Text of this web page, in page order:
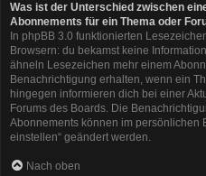
Was ist der Unterschied zwischen
Abonnements für ein Thema oder
In phpBB 3.0 funktionierten
Browsern: du bekamst keine
ähneln Lesezeichen mehr einem
Benachrichtigung erhalten, wenn ein
hingegen informieren dich bei einer
Forums des Boards. Die
Abonnements können im persönlichen
einstellen“ geändert werden.
Nach oben